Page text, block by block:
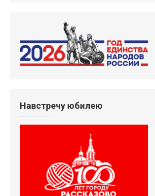
Навстречу юбилею